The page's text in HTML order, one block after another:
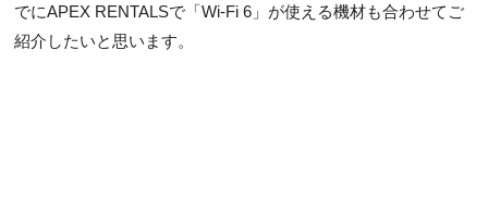
でにAPEX RENTALSで「Wi-Fi 6」が使える機材も合わせてご
紹介したいと思います。